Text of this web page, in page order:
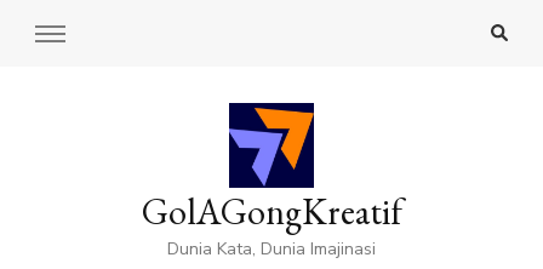
GolAGongKreatif
Dunia Kata, Dunia Imajinasi